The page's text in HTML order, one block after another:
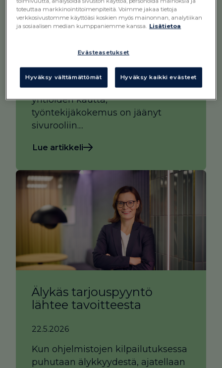
henkilöstöhallinnon
työkalu – se on jokaisen
työntekijän arkea
Kun julkinen sektori on ostanut
HR-järjestelmänsä in-house-
yhtiöiden kautta,
työntekijäkokemus on jäänyt
sivurooliin....
Lue artikkeli
Älykäs tarjouspyyntö
lähtee tavoitteesta
22.5.2026
Kun ohjelmistojen kilpailutuksessa
puhutaan älykkyydestä, ajatellaan
toteuttaa markkinointitoimenpiteitä. Voimme jakaa tietoja
verkkosivustomme käyttöäsi koskien myös mainonnan, analytiikan
ja sosiaalisen median kumppaniemme kanssa. Lisätietoa
Evästeasetukset
Hyväksy välttämättömät Hyväksy kaikki evästeet